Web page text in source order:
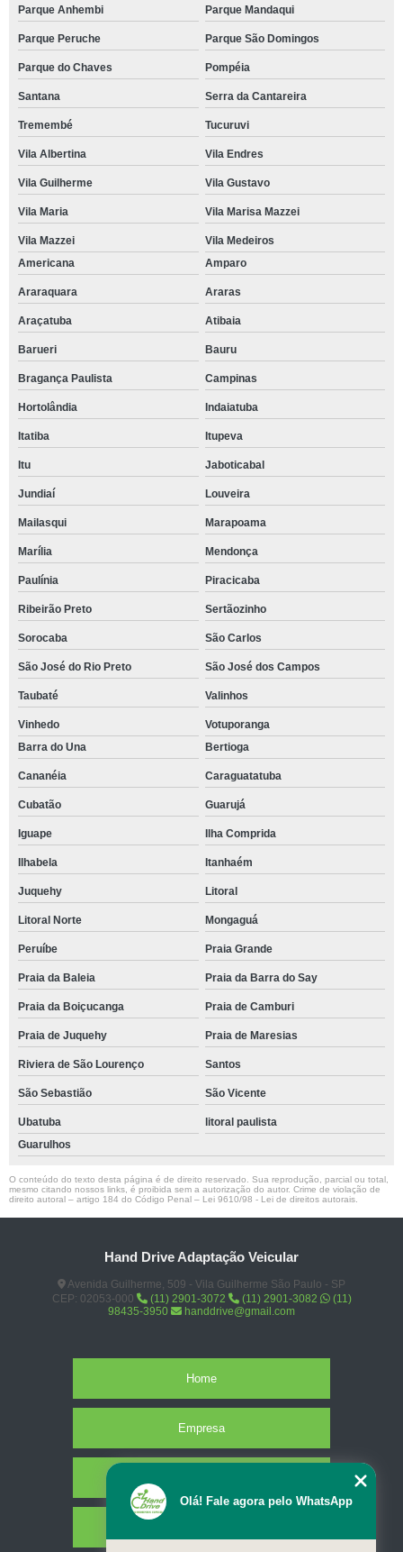
Parque Anhembi Parque Mandaqui
Parque Peruche Parque São Domingos
Parque do Chaves Pompéia
Santana Serra da Cantareira
Tremembé Tucuruvi
Vila Albertina Vila Endres
Vila Guilherme Vila Gustavo
Vila Maria Vila Marisa Mazzei
Vila Mazzei
Vila Medeiros
Americana
Amparo
Araraquara Araras
Araçatuba Atibaia
Barueri Bauru
Bragança Paulista Campinas
Hortolândia Indaiatuba
Itatiba Itupeva
Itu Jaboticabal
Jundiaí Louveira
Mailasqui Marapoama
Marília Mendonça
Paulínia Piracicaba
Ribeirão Preto Sertãozinho
Sorocaba São Carlos
São José do Rio Preto São José dos Campos
Taubaté Valinhos
Vinhedo
Votuporanga
Barra do Una
Bertioga
Cananéia Caraguatatuba
Cubatão Guarujá
Iguape Ilha Comprida
Ilhabela Itanhaém
Juquehy Litoral
Litoral Norte Mongaguá
Peruíbe Praia Grande
Praia da Baleia Praia da Barra do Say
Praia da Boiçucanga Praia de Camburi
Praia de Juquehy Praia de Maresias
Riviera de São Lourenço Santos
São Sebastião São Vicente
Ubatuba
litoral paulista
Guarulhos
O conteúdo do texto desta página é de direito reservado. Sua reprodução, parcial ou total,
mesmo citando nossos links, é proibida sem a autorização do autor. Crime de violação de
direito autoral – artigo 184 do Código Penal – Lei 9610/98 - Lei de direitos autorais
Hand Drive Adaptação Veicular
Avenida Guilherme, 509 - Vila Guilherme São Paulo - SP
CEP: 02053-000
(11) 2901-3072 (11) 2901-3082
(11)
98435-3950
handdrive@gmail.com
Home
Empresa
Olá! Fale agora pelo WhatsApp